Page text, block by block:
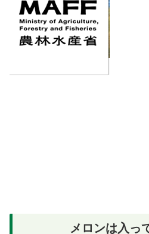
メロンは入っ